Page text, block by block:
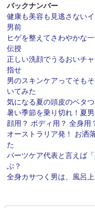
バックナンバー
健康も美容も見逃さない
男前
ヒゲを整えてさわやかな
伝授
正しい洗顔でうるおいチ
指せ
男のスキンケアってそも
いてみた
気になる夏の頭皮のベタ
暑い季節を乗り切れ！夏
顔用？ ボディ用？ 全身用
オーストラリア発！ お洒
た
パーツケア代表と言えば
ぶ？
全身カサつく男は、風呂